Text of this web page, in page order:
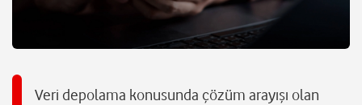
Veri depolama konusunda çözüm arayışı olan